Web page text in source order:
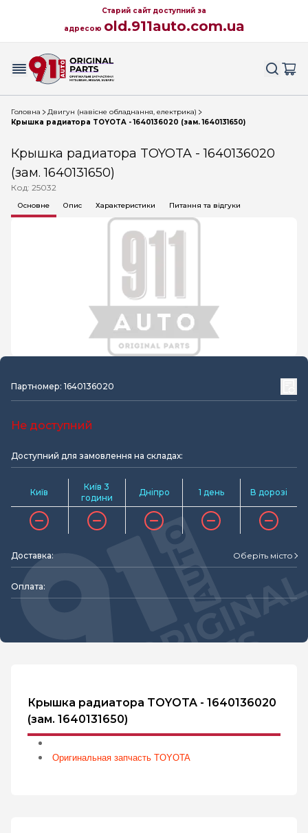
Старий сайт доступний за
адресою old.911auto.com.ua
Головна
Двигун (навісне обладнання, електрика)
Крышка радиатора TOYOTA - 1640136020 (зам. 1640131650)
Крышка радиатора TOYOTA - 1640136020
(зам. 1640131650)
Код: 25032
Основне Опис Характеристики Питання та відгуки
Партномер: 1640136020
Не доступний
Доступний для замовлення на складах:
Київ
Київ 3
години
Дніпро 1 день В дорозі
Доставка: Оберіть місто
Оплата:
Крышка радиатора TOYOTA - 1640136020
(зам. 1640131650)
Оригинальная запчасть TOYOTA